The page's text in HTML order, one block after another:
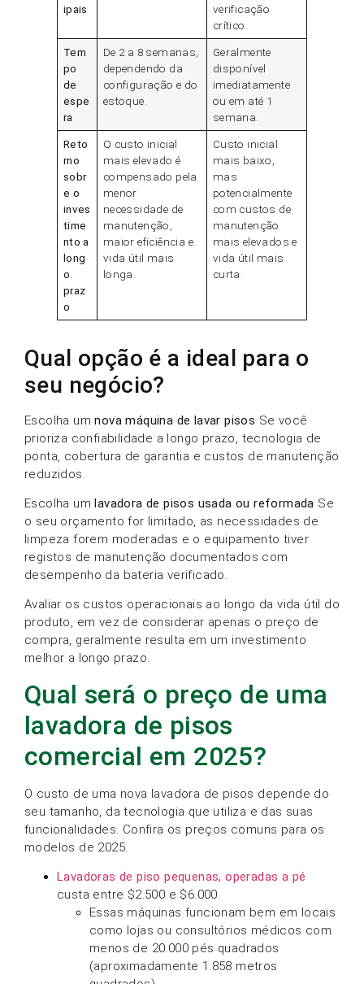
ipais
verificação
crítico.
Tem
po
de
espe
ra
De 2 a 8 semanas,
dependendo da
configuração e do
estoque.
Geralmente
disponível
imediatamente
ou em até 1
semana.
Reto
rno
sobr
e o
inves
time
nto a
long
o
praz
o
O custo inicial
mais elevado é
compensado pela
menor
necessidade de
manutenção,
maior eficiência e
vida útil mais
longa.
Custo inicial
mais baixo,
mas
potencialmente
com custos de
manutenção
mais elevados e
vida útil mais
curta.
Qual opção é a ideal para o
seu negócio?
Escolha umnova máquina de lavar pisos Se você
prioriza confiabilidade a longo prazo, tecnologia de
ponta, cobertura de garantia e custos de manutenção
reduzidos.
Escolha umlavadora de pisos usada ou reformada Se
o seu orçamento for limitado, as necessidades de
limpeza forem moderadas e o equipamento tiver
registos de manutenção documentados com
desempenho da bateria verificado.
Avaliar os custos operacionais ao longo da vida útil do
produto, em vez de considerar apenas o preço de
compra, geralmente resulta em um investimento
melhor a longo prazo.
Qual será o preço de uma
lavadora de pisos
comercial em 2025?
O custo de uma nova lavadora de pisos depende do
seu tamanho, da tecnologia que utiliza e das suas
funcionalidades. Confira os preços comuns para os
modelos de 2025.
Lavadoras de piso pequenas, operadas a pé
custa entre $2.500 e $6.000.
Essas máquinas funcionam bem em locais
como lojas ou consultórios médicos com
menos de 20.000 pés quadrados
(aproximadamente 1.858 metros